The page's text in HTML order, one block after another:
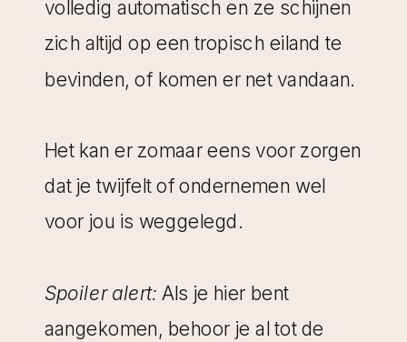
volledig automatisch en ze schijnen
zich altijd op een tropisch eiland te
bevinden, of komen er net vandaan.
Het kan er zomaar eens voor zorgen
dat je twijfelt of ondernemen wel
voor jou is weggelegd.
Spoiler alert: Als je hier bent
aangekomen, behoor je al tot de